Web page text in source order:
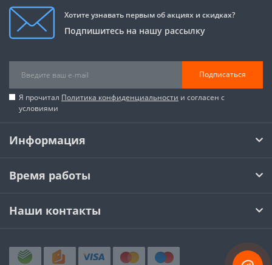
Хотите узнавать первым об акциях и скидках?
Подпишитесь на нашу рассылку
Подписаться
Я прочитал Политика конфиденциальности и согласен с
условиями
Информация
Время работы
Наши контакты